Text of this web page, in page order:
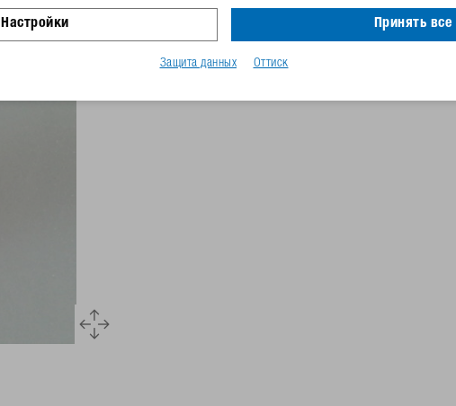
цвета)
Номер заказа
Настройки Принять все
Защита данных Оттиск